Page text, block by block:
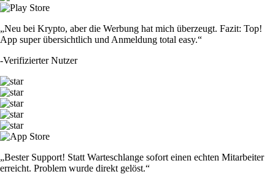
„Neu bei Krypto, aber die Werbung hat mich überzeugt. Fazit: Top!
App super übersichtlich und Anmeldung total easy.“
-Verifizierter Nutzer
„Bester Support! Statt Warteschlange sofort einen echten Mitarbeiter
erreicht. Problem wurde direkt gelöst.“